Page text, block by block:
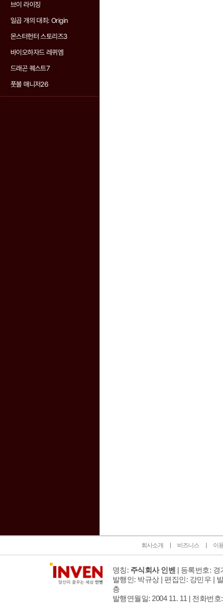
브이 라이징
일곱 개의 대죄: Origin
몬스터헌터 스토리즈3
바이오하자드 레퀴엠
드래곤 퀘스트7
풋볼 매니저26
회사소개 비즈니스 이
명칭: 주식회사 인벤 | 등록번호: 경
발행인: 박규상 | 편집인: 강민우 |
층
발행연월일: 2004 11. 11 | 전화번호